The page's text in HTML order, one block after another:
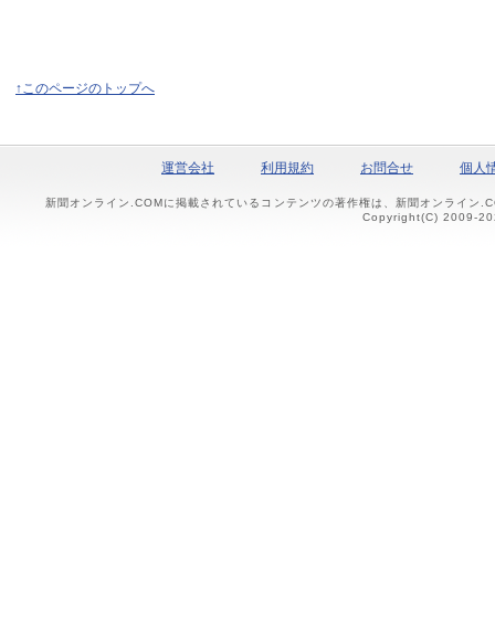
↑このページのトップへ
運営会社 利用規約 お問合せ 個人
新聞オンライン.COMに掲載されているコンテンツの著作権は、新聞オンライン
Copyright(C) 2009-